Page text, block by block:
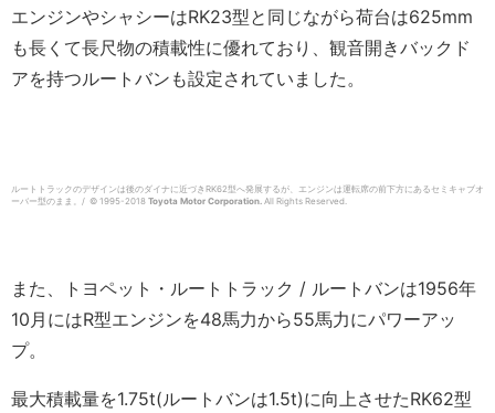
エンジンやシャシーはRK23型と同じながら荷台は625mm
も長くて長尺物の積載性に優れており、観音開きバックド
アを持つルートバンも設定されていました。
ルートトラックのデザインは後のダイナに近づきRK62型へ発展するが、エンジンは運転席の前下方にあるセミキャブオ
ーバー型のまま。/ © 1995-2018 Toyota Motor Corporation. All Rights Reserved.
また、トヨペット・ルートトラック / ルートバンは1956年
10月にはR型エンジンを48馬力から55馬力にパワーアッ
プ。
最大積載量を1.75t(ルートバンは1.5t)に向上させたRK62型